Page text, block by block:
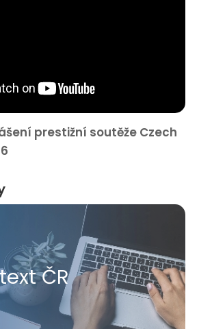
prestižní soutěže Czech
ČR